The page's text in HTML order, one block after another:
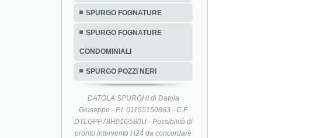
SPURGO FOGNATURE
SPURGO FOGNATURE
CONDOMINIALI
SPURGO POZZI NERI
DATOLA SPURGHI di Datola
Giuseppe - P.I. 01155150863 - C.F.
DTLGPP78H01G580U - Possibilità di
pronto intervento H24 da concordare